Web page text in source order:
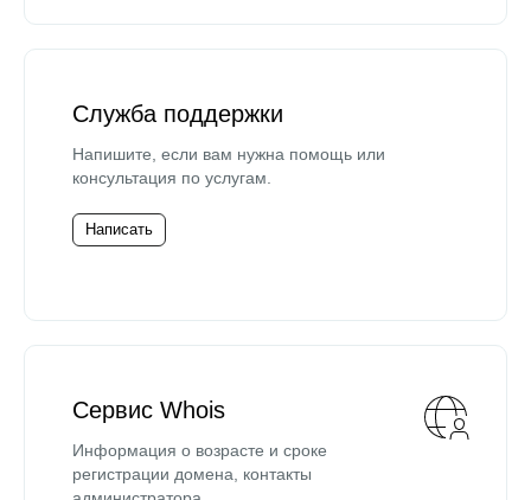
Служба поддержки
Напишите, если вам нужна помощь или
консультация по услугам.
Написать
Сервис Whois
Информация о возрасте и сроке
регистрации домена, контакты